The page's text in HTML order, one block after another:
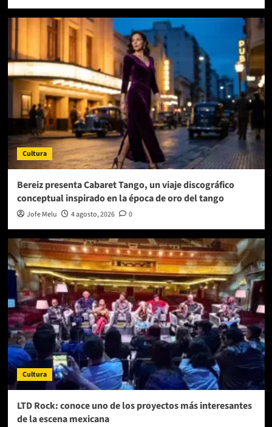
Cultura
Bereiz presenta Cabaret Tango, un viaje discográfico
conceptual inspirado en la época de oro del tango
Jofe Melu 4 agosto, 2026 0
Cultura
LTD Rock: conoce uno de los proyectos más interesantes
de la escena mexicana